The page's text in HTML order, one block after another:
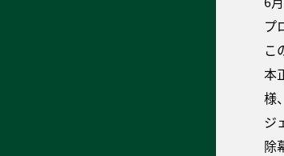
プ
こ
本
様
ジ
除